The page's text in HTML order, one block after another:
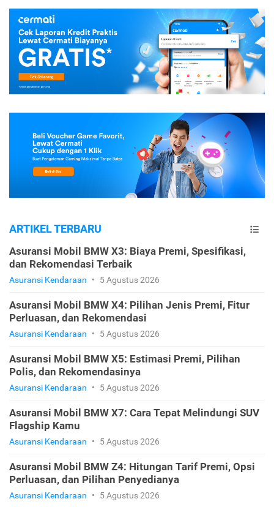
ARTIKEL TERBARU
Asuransi Mobil BMW X3: Biaya Premi, Spesifikasi,
dan Rekomendasi Terbaik
Asuransi Kendaraan • 5 Agustus 2026
Asuransi Mobil BMW X4: Pilihan Jenis Premi, Fitur
Perluasan, dan Rekomendasi
Asuransi Kendaraan • 5 Agustus 2026
Asuransi Mobil BMW X5: Estimasi Premi, Pilihan
Polis, dan Rekomendasinya
Asuransi Kendaraan • 5 Agustus 2026
Asuransi Mobil BMW X7: Cara Tepat Melindungi SUV
Flagship Kamu
Asuransi Kendaraan • 5 Agustus 2026
Asuransi Mobil BMW Z4: Hitungan Tarif Premi, Opsi
Perluasan, dan Pilihan Penyedianya
Asuransi Kendaraan • 5 Agustus 2026